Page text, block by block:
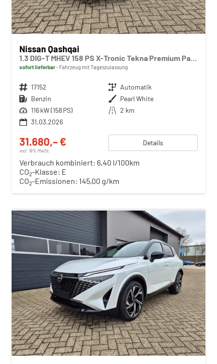
Nissan Qashqai
1.3 DIG-T MHEV 158 PS X-Tronic Tekna Premium Paket 20"LM Teil-Leder PanoGlasdach Klimaautomatik Sitzheizung Lenkradheizung Navi Head-Up Display elektr. Heckklappe ACC PDC v+h 360°Kamera DAB Bluetooth Touchscreen Apple CarPlay Android Auto
sofort lieferbar Fahrzeug mit Tageszulassung
Fahrzeugnr. 17152 Getriebe Automatik
Kraftstoff Benzin Außenfarbe Pearl White
Leistung 116 kW (158 PS) Kilometerstand 2 km
31.03.2026
31.680,– €
incl. 19% MwSt.
Details
Verbrauch kombiniert: 6,40 l/100km
CO2-Klasse: E
CO2-Emissionen: 145,00 g/km